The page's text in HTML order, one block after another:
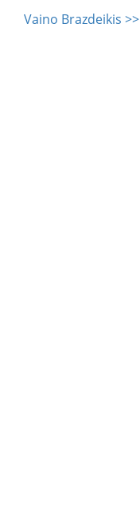
Vaino Brazdeikis >>